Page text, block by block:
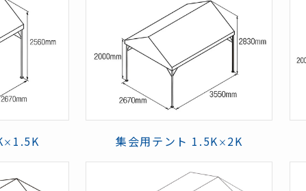
× 1.5K 集会用テント 1.5K× 2K